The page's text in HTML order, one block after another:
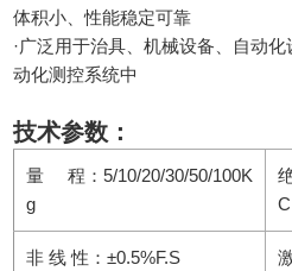
体积小、性能稳定可靠
·广泛用于治具、机械设备、自动
动化测控系统中
技术参数：
量 程：5/10/20/30/50/100K
g
C
非 线 性：±0.5%F.S